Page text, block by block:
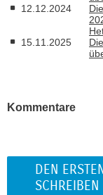
12.12.2024
15.11.2025
Kommentare
DEN
SCHREIBEN